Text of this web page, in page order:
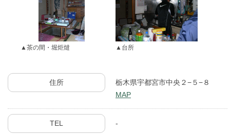
茶の間・堀炬燵 台所
住所
栃木県宇都宮市中央２−５−８
MAP
TEL -